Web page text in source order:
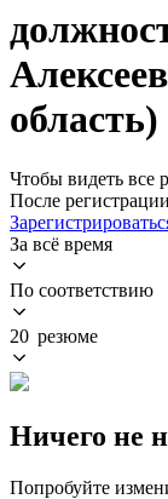
область)
Чтобы видеть все
После
За всё время
По соответствию
20 резюме
Ничего не
Попробуйте